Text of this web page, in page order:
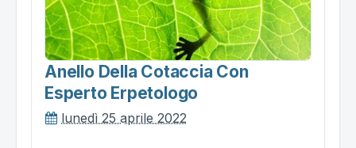
Anello Della Cotaccia Con
Esperto Erpetologo
lunedì 25 aprile 2022